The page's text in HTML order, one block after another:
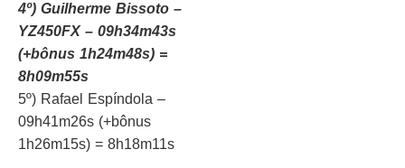
4º) Guilherme Bissoto –
YZ450FX – 09h34m43s
(+bônus 1h24m48s) =
8h09m55s
5º) Rafael Espíndola –
09h41m26s (+bônus
1h26m15s) = 8h18m11s